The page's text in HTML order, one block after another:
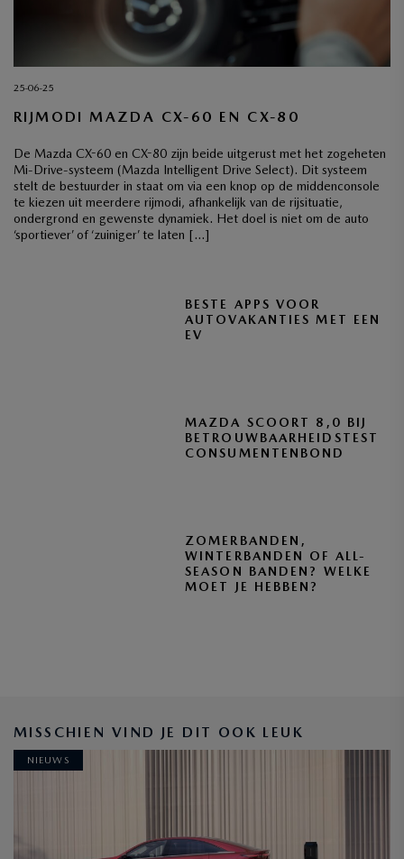
25-06-25
RIJMODI MAZDA CX-60 EN CX-80
De Mazda CX-60 en CX-80 zijn beide uitgerust met het zogeheten
Mi-Drive-systeem (Mazda Intelligent Drive Select). Dit systeem
stelt de bestuurder in staat om via een knop op de middenconsole
te kiezen uit meerdere rijmodi, afhankelijk van de rijsituatie,
ondergrond en gewenste dynamiek. Het doel is niet om de auto
‘sportiever’ of ‘zuiniger’ te laten […]
BESTE APPS VOOR
AUTOVAKANTIES MET EEN
EV
MAZDA SCOORT 8,0 BIJ
BETROUWBAARHEIDSTEST
CONSUMENTENBOND
ZOMERBANDEN,
WINTERBANDEN OF ALL-
SEASON BANDEN? WELKE
MOET JE HEBBEN?
MISSCHIEN VIND JE DIT OOK LEUK
NIEUWS